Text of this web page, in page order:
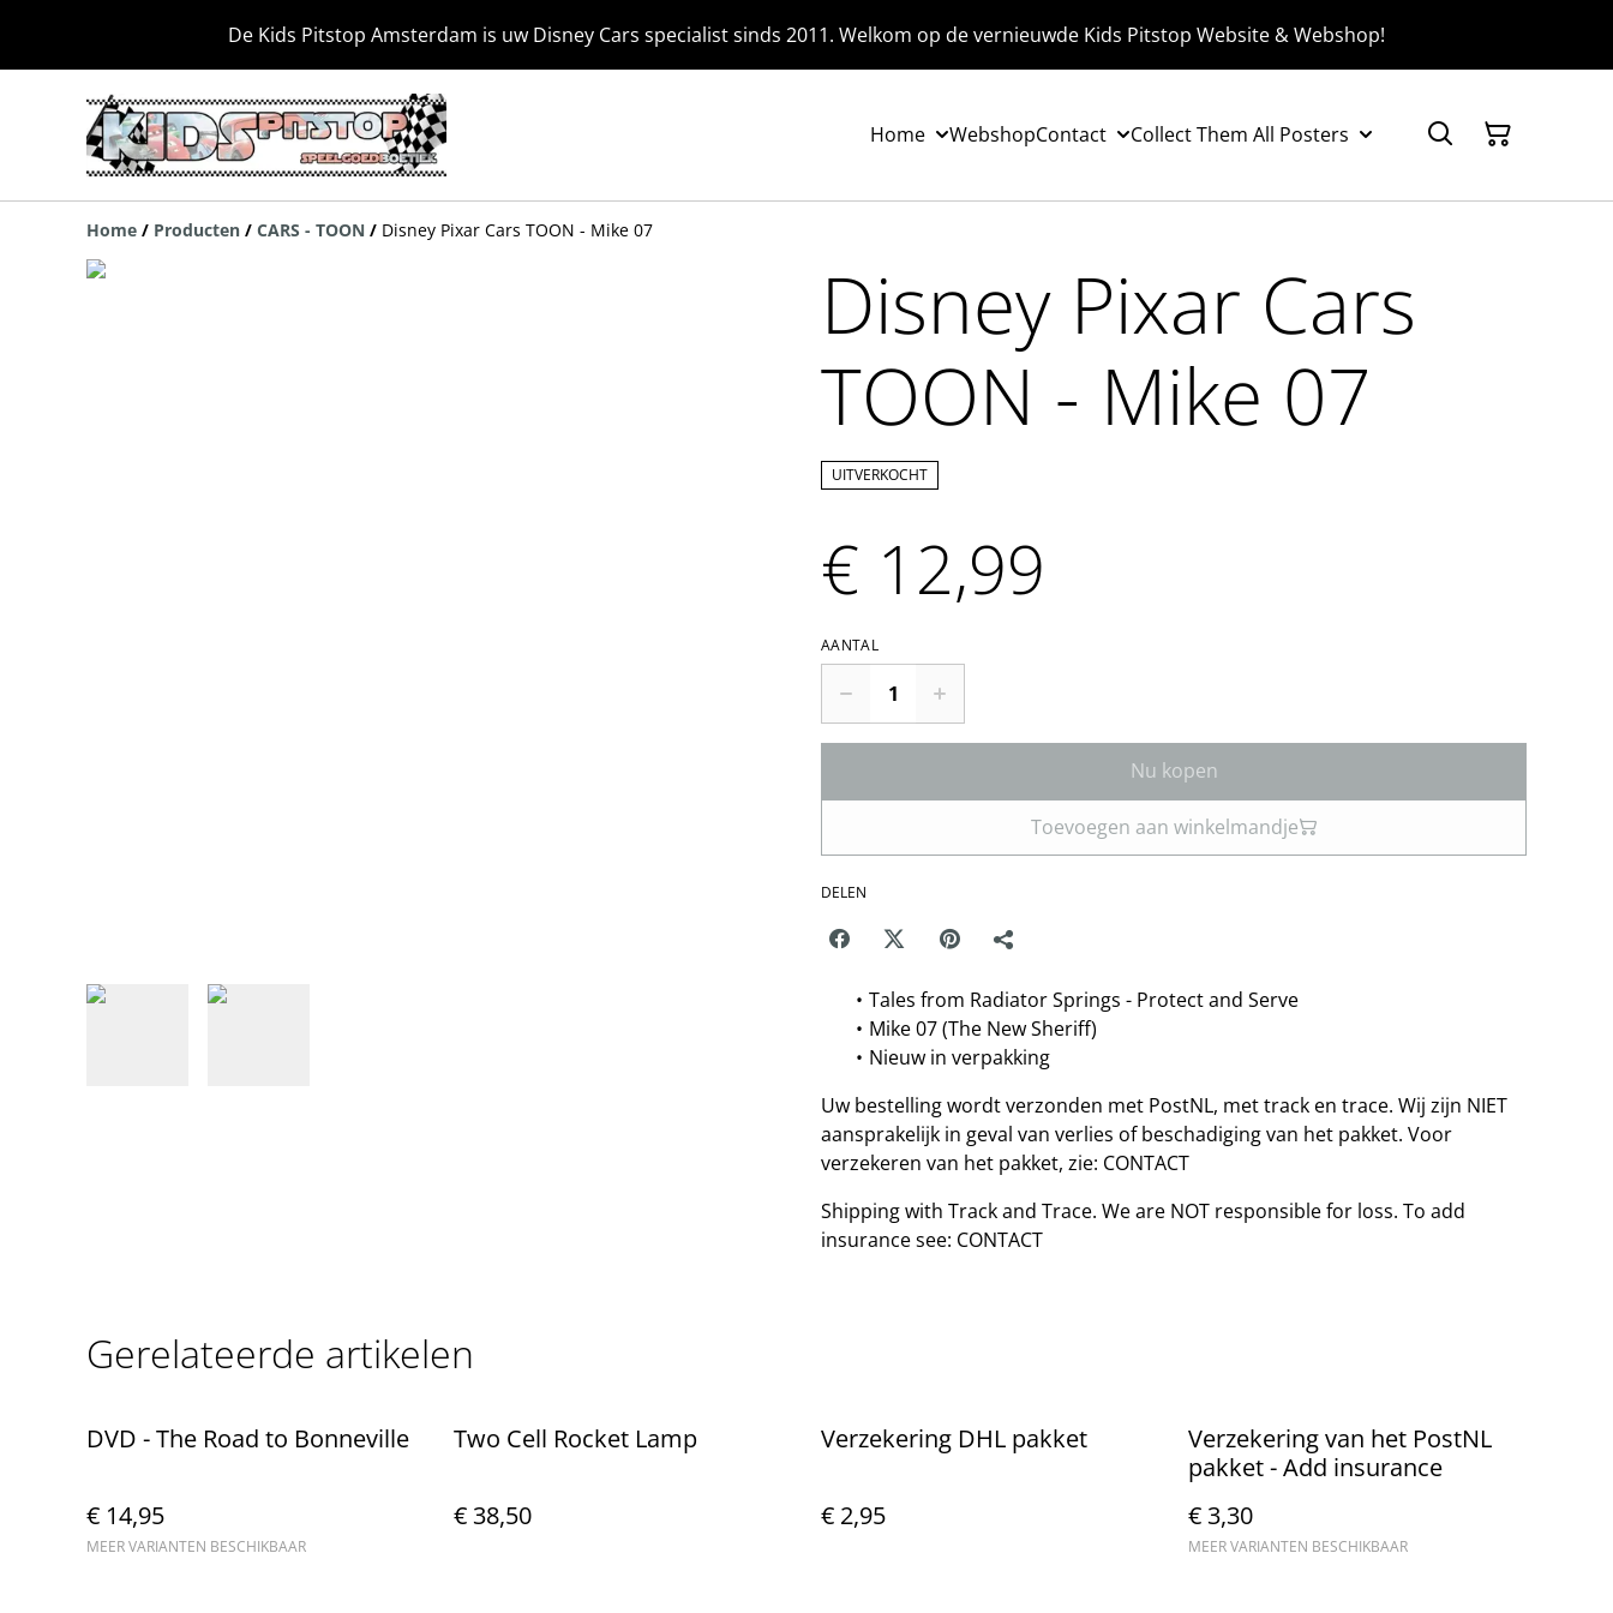
De Kids Pitstop Amsterdam is uw Disney Cars specialist sinds 2011. Welkom op de vernieuwde Kids Pitstop Website & Webshop!
Home WebshopContact Collect Them All Posters
Home / Producten / CARS - TOON / Disney Pixar Cars TOON - Mike 07
Disney Pixar Cars
TOON - Mike 07
UITVERKOCHT
€ 12,99
AANTAL
Nu kopen
Toevoegen aan winkelmandje
DELEN
Tales from Radiator Springs - Protect and Serve
Mike 07 (The New Sheriff)
Nieuw in verpakking
Uw bestelling wordt verzonden met PostNL, met track en trace. Wij zijn NIET
aansprakelijk in geval van verlies of beschadiging van het pakket. Voor
verzekeren van het pakket, zie: CONTACT
Shipping with Track and Trace. We are NOT responsible for loss. To add
insurance see: CONTACT
Gerelateerde artikelen
DVD - The Road to Bonneville
€ 14,95
MEER VARIANTEN BESCHIKBAAR
Two Cell Rocket Lamp
€ 38,50
Verzekering DHL pakket
€ 2,95
Verzekering van het PostNL
pakket - Add insurance
€ 3,30
MEER VARIANTEN BESCHIKBAAR